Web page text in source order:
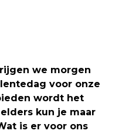
we morgen
voor onze
wordt het
kun je maar
is er voor ons